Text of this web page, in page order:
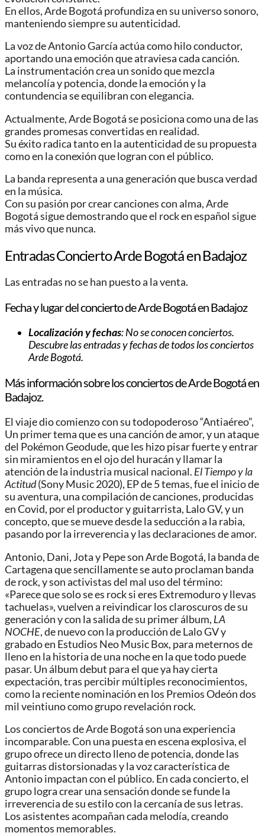
En ellos, Arde Bogotá profundiza en su universo sonoro,
manteniendo siempre su autenticidad.
La voz de Antonio García actúa como hilo conductor,
aportando una emoción que atraviesa cada canción.
La instrumentación crea un sonido que mezcla
melancolía y potencia, donde la emoción y la
contundencia se equilibran con elegancia.
Actualmente, Arde Bogotá se posiciona como una de las
grandes promesas convertidas en realidad.
Su éxito radica tanto en la autenticidad de su propuesta
como en la conexión que logran con el público.
La banda representa a una generación que busca verdad
en la música.
Con su pasión por crear canciones con alma, Arde
Bogotá sigue demostrando que el rock en español sigue
más vivo que nunca.
Entradas Concierto Arde Bogotá en Badajoz
Las entradas no se han puesto a la venta.
Fecha y lugar del concierto de Arde Bogotá en Badajoz
Localización y fechas: No se conocen conciertos.
Descubre las entradas y fechas de todos los conciertos
Arde Bogotá.
Más información sobre los conciertos de Arde Bogotá en
Badajoz.
El viaje dio comienzo con su todopoderoso “Antiaéreo”,
Un primer tema que es una canción de amor, y un ataque
del Pokémon Geodude, que les hizo pisar fuerte y entrar
sin miramientos en el ojo del huracán y llamar la
atención de la industria musical nacional. El Tiempo y la
Actitud(Sony Music 2020), EP de 5 temas, fue el inicio de
su aventura, una compilación de canciones, producidas
en Covid, por el productor y guitarrista, Lalo GV, y un
concepto, que se mueve desde la seducción a la rabia,
pasando por la irreverencia y las declaraciones de amor.
Antonio, Dani, Jota y Pepe son Arde Bogotá, la banda de
Cartagena que sencillamente se auto proclaman banda
de rock, y son activistas del mal uso del término:
«Parece que solo se es rock si eres Extremoduro y llevas
tachuelas», vuelven a reivindicar los claroscuros de su
generación y con la salida de su primer álbum, LA
NOCHE, de nuevo con la producción de Lalo GV y
grabado en Estudios Neo Music Box, para meternos de
lleno en la historia de una noche en la que todo puede
pasar. Un álbum debut para el que ya hay cierta
expectación, tras percibir múltiples reconocimientos,
como la reciente nominación en los Premios Odeón dos
mil veintiuno como grupo revelación rock.
Los conciertos de Arde Bogotá son una experiencia
incomparable. Con una puesta en escena explosiva, el
grupo ofrece un directo lleno de potencia, donde las
guitarras distorsionadas y la voz característica de
Antonio impactan con el público. En cada concierto, el
grupo logra crear una sensación donde se funde la
irreverencia de su estilo con la cercanía de sus letras.
Los asistentes acompañan cada melodía, creando
momentos memorables.